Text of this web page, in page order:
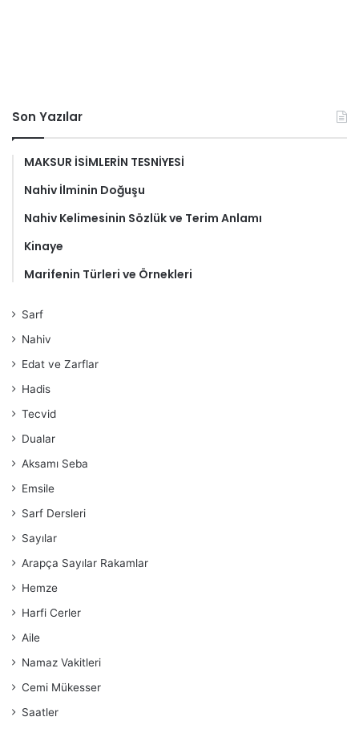
Son Yazılar
MAKSUR İSİMLERİN TESNİYESİ
Nahiv İlminin Doğuşu
Nahiv Kelimesinin Sözlük ve Terim Anlamı
Kinaye
Marifenin Türleri ve Örnekleri
Sarf
Nahiv
Edat ve Zarflar
Hadis
Tecvid
Dualar
Aksamı Seba
Emsile
Sarf Dersleri
Sayılar
Arapça Sayılar Rakamlar
Hemze
Harfi Cerler
Aile
Namaz Vakitleri
Cemi Mükesser
Saatler